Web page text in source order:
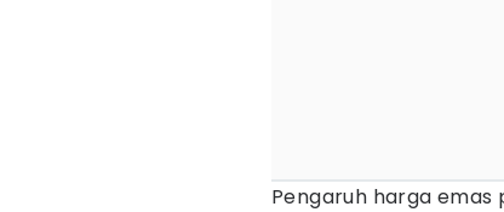
Pengaruh harga